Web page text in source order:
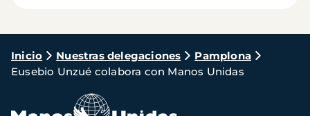
Ruta
de
navegación
Inicio Nuestras delegaciones
Pamplona
Eusebio Unzué colabora con Manos Unidas